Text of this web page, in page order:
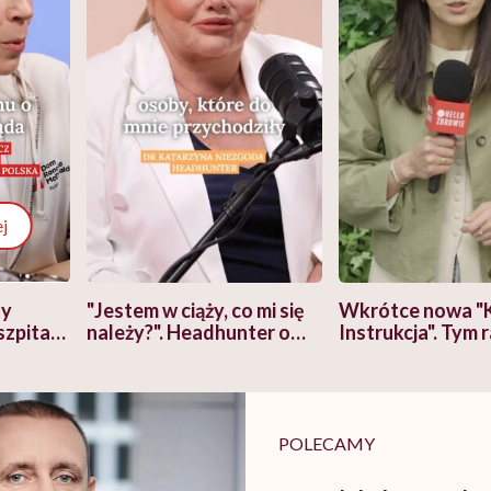
"Jestem w ciąży, co mi się
należy?". Headhunter o
pracy
Wkrótce nowa
Instrukcja". Tym
POLECAMY